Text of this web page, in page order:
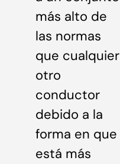
más alto de
las normas
que cualquier
otro
conductor
debido a la
forma en que
está más